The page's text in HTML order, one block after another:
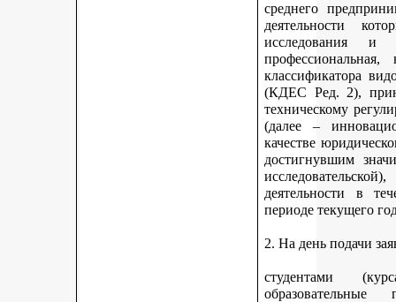
среднего
деятельности
исследования и
классификатора
(КДЕС Ред. 2),
техническому
(далее –
качестве
достигнувшим
деятельности в
периоде текущего
2. На день подачи
студентами
образовательные